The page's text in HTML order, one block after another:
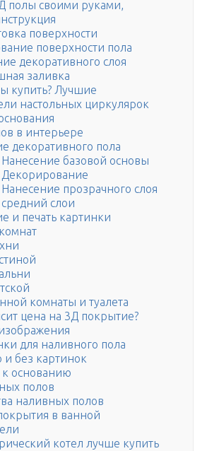
полы своими руками,
поверхности
поверхности пола
декоративного слоя
заливка
купить? Лучшие
настольных циркулярок
в интерьере
декоративного пола
базовой основы
прозрачного слоя
слои
и печать картинки
комнаты и туалета
цена на 3Д покрытие?
для наливного пола
без картинок
основанию
полов
наливных полов
в ванной
котел лучше купить